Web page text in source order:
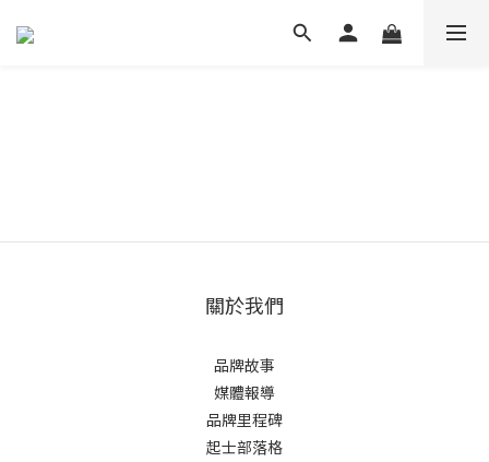
關於我們
品牌故事
媒體報導
品牌里程碑
起士部落格